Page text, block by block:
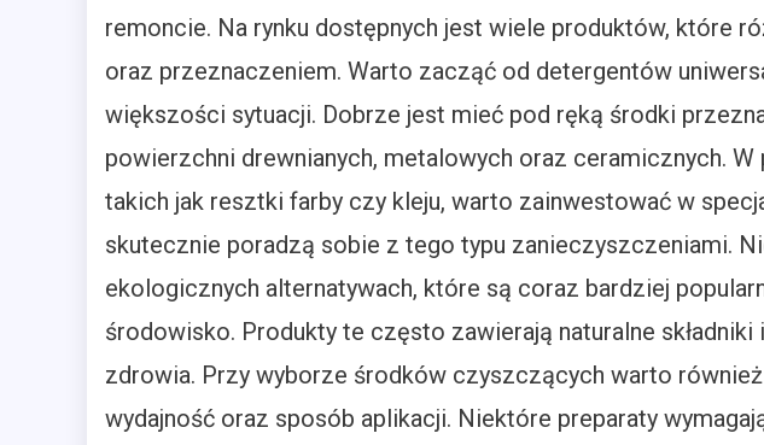
remoncie. Na rynku dostępnych jest wiele produktów, które
oraz przeznaczeniem. Warto zacząć od detergentów
większości sytuacji. Dobrze jest mieć pod ręką środki
powierzchni drewnianych, metalowych oraz ceramicznych. W
takich jak resztki farby czy kleju, warto zainwestować w
skutecznie poradzą sobie z tego typu zanieczyszczeniami.
ekologicznych alternatywach, które są coraz bardziej
środowisko. Produkty te często zawierają naturalne
zdrowia. Przy wyborze środków czyszczących warto
wydajność oraz sposób aplikacji. Niektóre preparaty